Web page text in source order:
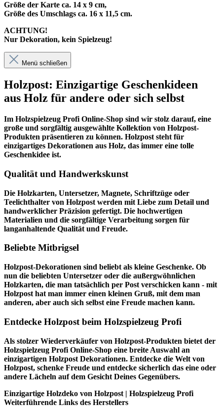
Größe der Karte ca. 14 x 9 cm,
Größe des Umschlags ca. 16 x 11,5 cm.
ACHTUNG!
Nur Dekoration, kein Spielzeug!
Menü schließen
Holzpost: Einzigartige Geschenkideen
aus Holz für andere oder sich selbst
Im Holzspielzeug Profi Online-Shop sind wir stolz darauf, eine
große und sorgfältig ausgewählte Kollektion von Holzpost-
Produkten präsentieren zu können. Holzpost steht für
einzigartiges Dekorationen aus Holz, das immer eine tolle
Geschenkidee ist.
Qualität und Handwerkskunst
Die Holzkarten, Untersetzer, Magnete, Schriftzüge oder
Teelichthalter von Holzpost werden mit Liebe zum Detail und
handwerklicher Präzision gefertigt. Die hochwertigen
Materialien und die sorgfältige Verarbeitung sorgen für
langanhaltende Qualität und Freude.
Beliebte Mitbrigsel
Holzpost-Dekorationen sind beliebt als kleine Geschenke. Ob
nun die beliebten Untersetzer oder die außergwöhnlichen
Holzkarten, die man tatsächlich per Post verschicken kann - mit
Holzpost hat man immer einen kleinen Gruß, mit dem man
anderen, aber auch sich selbst eine Freude machen kann.
Entdecke Holzpost beim Holzspielzeug Profi
Als stolzer Wiederverkäufer von Holzpost-Produkten bietet der
Holzspielzeug Profi Online-Shop eine breite Auswahl an
einzigartigen Holzpost Dekorationen. Entdecke die Welt von
Holzpost, schenke Freude und entdecke sicherlich das eine oder
andere Lächeln auf dem Gesicht Deines Gegenübers.
Einzigartige Holzdeko von Holzpost | Holzspielzeug Profi
Weiterführende Links des Herstellers